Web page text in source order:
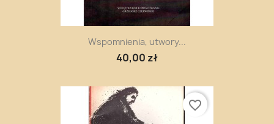
Wspomnienia, utwory...
40,00 zł
favorite_border